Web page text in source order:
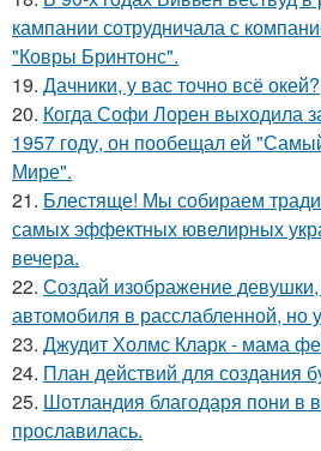
кампании сотрудничала с
"Ковры Бринтонс".
19. Дачники, у вас точно всё окей?
20. Когда Софи Лорен выходила
1957 году, он пообещал ей
Мире".
21. Блестяще! Мы собираем
самых эффектных ювелирных
вечера.
22. Создай изображение
автомобиля в расслабленной, но
23. Джудит Холмс Кларк - мама
24. План действий для создания
25. Шотландия благодаря пони в
прославилась.